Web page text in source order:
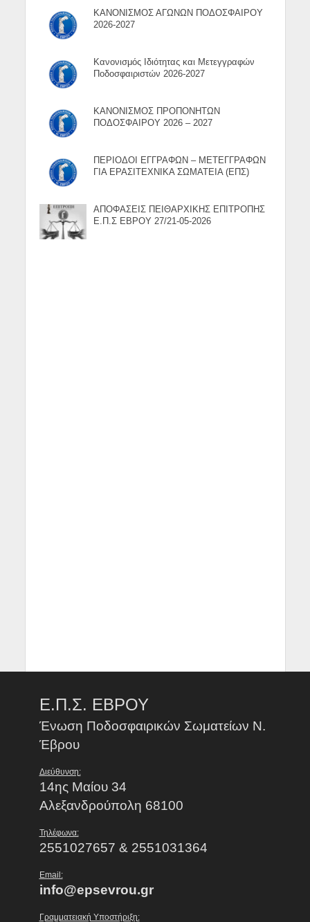
ΚΑΝΟΝΙΣΜΟΣ ΑΓΩΝΩΝ ΠΟΔΟΣΦΑΙΡΟΥ
2026-2027
Κανονισμός Ιδιότητας και Μετεγγραφών
Ποδοσφαιριστών 2026-2027
ΚΑΝΟΝΙΣΜΟΣ ΠΡΟΠΟΝΗΤΩΝ
ΠΟΔΟΣΦΑΙΡΟΥ 2026 – 2027
ΠΕΡΙΟΔΟΙ ΕΓΓΡΑΦΩΝ – ΜΕΤΕΓΓΡΑΦΩΝ
ΓΙΑ ΕΡΑΣΙΤΕΧΝΙΚΑ ΣΩΜΑΤΕΙΑ (ΕΠΣ)
ΑΠΟΦΑΣΕΙΣ ΠΕΙΘΑΡΧΙΚΗΣ ΕΠΙΤΡΟΠΗΣ
Ε.Π.Σ ΕΒΡΟΥ 27/21-05-2026
Ε.Π.Σ. ΕΒΡΟΥ
Ένωση Ποδοσφαιρικών Σωματείων Ν.
Έβρου
Διεύθυνση:
14ης Μαίου 34
Αλεξανδρούπολη 68100
Τηλέφωνα:
2551027657 & 2551031364
Email:
info@epsevrou.gr
Γραμματειακή Υποστήριξη: